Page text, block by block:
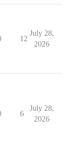
12
July 28,
2026
6
July 28,
2026